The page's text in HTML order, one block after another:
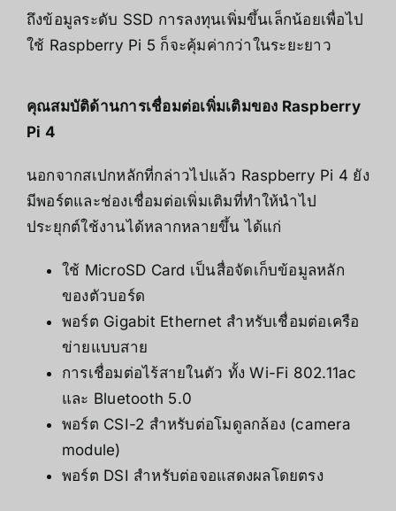
ถึงข้อมูลระดับ SSD การลงทุนเพิ่มขึ้นเล็กน้อยเพื่อไป
ใช้ Raspberry Pi 5 ก็จะคุ้มค่ากว่าในระยะยาว
คุณสมบัติด้านการเชื่อมต่อเพิ่มเติมของ Raspberry
Pi 4
นอกจากสเปกหลักที่กล่าวไปแล้ว Raspberry Pi 4 ยัง
มีพอร์ตและช่องเชื่อมต่อเพิ่มเติมที่ทำให้นำไป
ประยุกต์ใช้งานได้หลากหลายขึ้น ได้แก่
ใช้ MicroSD Card เป็นสื่อจัดเก็บข้อมูลหลัก
ของตัวบอร์ด
พอร์ต Gigabit Ethernet สำหรับเชื่อมต่อเครือ
ข่ายแบบสาย
การเชื่อมต่อไร้สายในตัว ทั้ง Wi-Fi 802.11ac
และ Bluetooth 5.0
พอร์ต CSI-2 สำหรับต่อโมดูลกล้อง (camera
module)
พอร์ต DSI สำหรับต่อจอแสดงผลโดยตรง